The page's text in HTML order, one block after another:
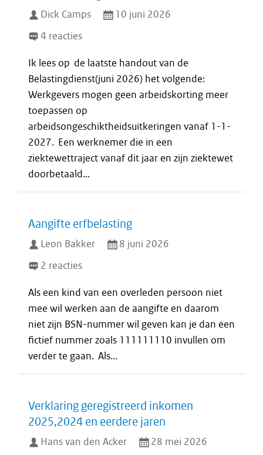
Dick Camps
10 juni 2026
4 reacties
Ik lees op de laatste handout van de
Belastingdienst(juni 2026) het volgende:
Werkgevers mogen geen arbeidskorting meer
toepassen op
arbeidsongeschiktheidsuitkeringen vanaf 1-1-
2027. Een werknemer die in een
ziektewettraject vanaf dit jaar en zijn ziektewet
doorbetaald...
Aangifte erfbelasting
Leon Bakker
8 juni 2026
2 reacties
Als een kind van een overleden persoon niet
mee wil werken aan de aangifte en daarom
niet zijn BSN-nummer wil geven kan je dan een
fictief nummer zoals 111111110 invullen om
verder te gaan. Als...
Verklaring geregistreerd inkomen
2025,2024 en eerdere jaren
Hans van den Acker
28 mei 2026